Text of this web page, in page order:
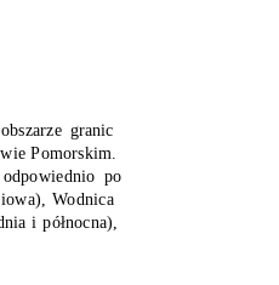
granic
Pomorskim.
po
Wodnica
i północna),